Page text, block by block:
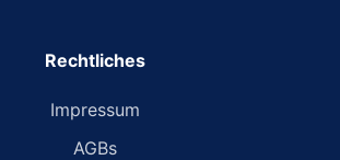
Rechtliches
Impressum
AGBs